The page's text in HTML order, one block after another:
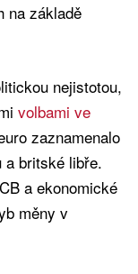
na základě
nejistotou,
volbami ve
zaznamenalo
a britské libře.
a ekonomické
měny v